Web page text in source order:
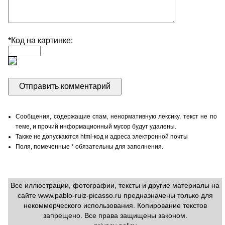
*Код на картинке:
Сообщения, содержащие спам, ненормативную лексику, текст не по
теме, и прочий информационный мусор будут удалены.
Также не допускаются html-код и адреса электронной почты
Поля, помеченные * обязательны для заполнения.
Все иллюстрации, фотографии, тексты и другие материалы на
сайте www.pablo-ruiz-picasso.ru предназначены только для
некоммерческого использования. Копирование текстов
запрещено. Все права защищены законом.